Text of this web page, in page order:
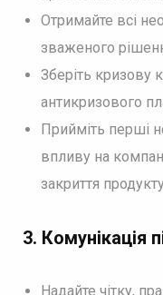
Отримайте всі
зваженого
Зберіть кризову
антикризового
Прийміть перші
впливу на
закриття
3. Комунікація
Надайте чітку,